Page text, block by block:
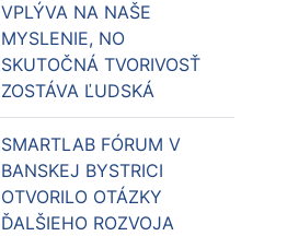
VPLÝVA NA NAŠE
MYSLENIE, NO
SKUTOČNÁ TVORIVOSŤ
ZOSTÁVA ĽUDSKÁ
SMARTLAB FÓRUM V
BANSKEJ BYSTRICI
OTVORILO OTÁZKY
ĎALŠIEHO ROZVOJA